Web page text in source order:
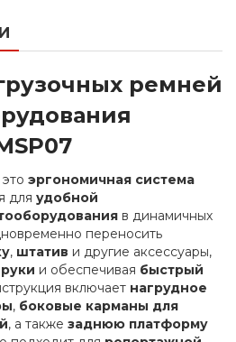
ремней
эргономичная система
для удобной
в динамичных
переносить
, штатив и другие аксессуары,
и обеспечивая быстрый
включает нагрудное
, боковые карманы для
, а также заднюю платформу